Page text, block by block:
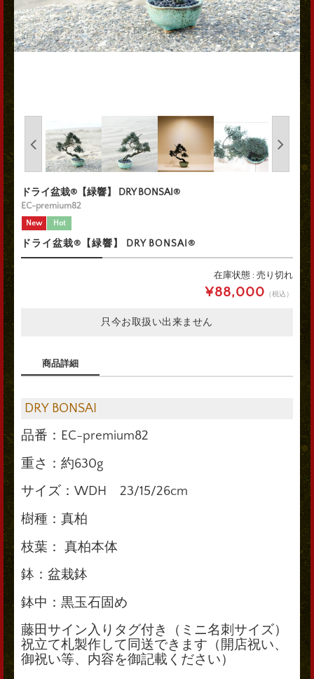
ドライ盆栽®【緑響】 DRY BONSAI®
EC-premium82
New Hot
ドライ盆栽®【緑響】 DRY BONSAI®
在庫状態 : 売り切れ
¥88,000 （税込）
只今お取扱い出来ません
商品詳細
DRY BONSAI
品番：EC-premium82
重さ：約630g
サイズ：WDH 23/15/26cm
樹種：真柏
枝葉： 真柏本体
鉢：盆栽鉢
鉢中：黒玉石固め
藤田サイン入りタグ付き（ミニ名刺サイズ）
祝立て札製作して同送できます（開店祝い、
御祝い等、内容を御記載ください）